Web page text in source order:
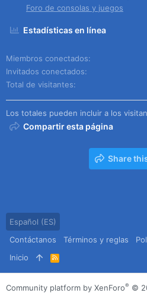
Foro de consolas y juegos
Estadísticas en línea
Miembros conectados
Invitados conectados
Total de visitantes
Los totales pueden incluir a los
Compartir esta página
Share
Español (ES)
Contáctanos
Términos y reglas
Inicio
R
S
S
Community platform by XenForo® ©